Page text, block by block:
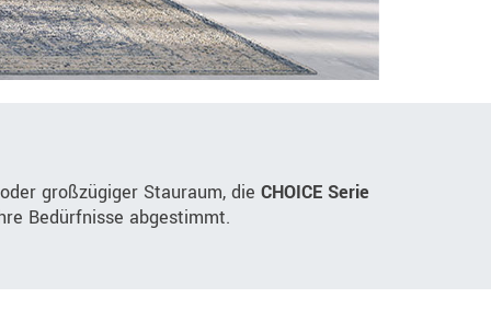
großzügiger Stauraum, die CHOICE Serie
Bedürfnisse abgestimmt.